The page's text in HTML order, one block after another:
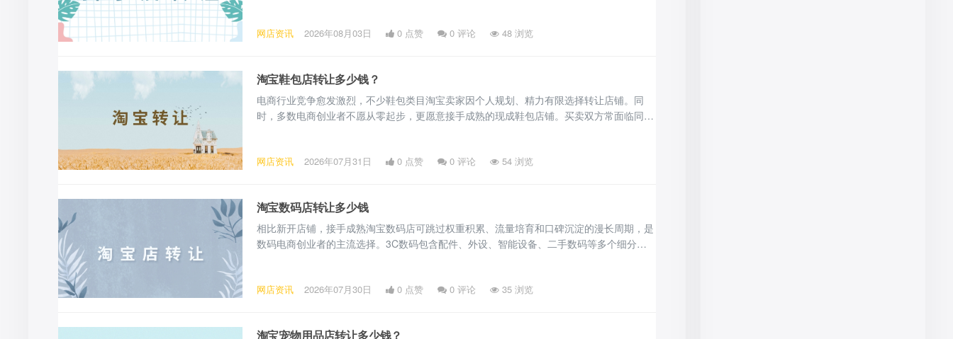
需完成化妆品备案，品牌类商品需提供商标证书及品牌授权，资质材料需清晰无遮挡，避
网店资讯 2026年08月03日 0 点赞 0评论 48 浏览
淘宝鞋包店转让多少钱？
电商行业竞争愈发激烈，不少鞋包类目淘宝卖家因个人规划、精力有限选择转让店铺。同
时，多数电商创业者不愿从零起步，更愿意接手成熟的现成鞋包店铺。买卖双方常面临同一
属性，奠定转让核心价值 店铺基础资质与信誉等级，是鞋包店转让估值的首要标准，决定
网店资讯 2026年07月31日 0 点赞 0评论 54 浏览
淘宝数码店转让多少钱
相比新开店铺，接手成熟淘宝数码店可跳过权重积累、流量培育和口碑沉淀的漫长周期，是
数码电商创业者的主流选择。3C数码包含配件、外设、智能设备、二手数码等多个细分赛
者的转让安全性、资产价值和发展空间差异显著，是定价的核心基础。个人C店绑定
网店资讯 2026年07月30日 0 点赞 0评论 35 浏览
淘宝宠物用品店转让多少钱？